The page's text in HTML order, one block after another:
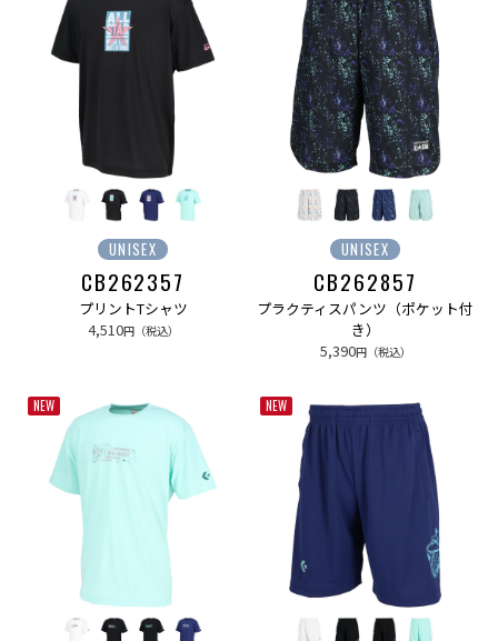
UNISEX
CB262357
プリントTシャツ
4,510円（税込）
UNISEX
CB262857
プラクティスパンツ（ポケット付
き）
5,390円（税込）
NEW NEW